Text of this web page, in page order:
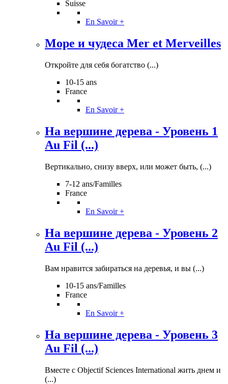
Suisse
En Savoir +
Море и чудеса Mer et Merveilles
Откройте для себя богатство (...)
10-15 ans
France
En Savoir +
На вершине дерева - Уровень 1
Au Fil (...)
Вертикально, снизу вверх, или может быть, (...)
7-12 ans/Familles
France
En Savoir +
На вершине дерева - Уровень 2
Au Fil (...)
Вам нравится забираться на деревья, и вы (...)
10-15 ans/Familles
France
En Savoir +
На вершине дерева - Уровень 3
Au Fil (...)
Вместе с Objectif Sciences International жить днем и
(...)